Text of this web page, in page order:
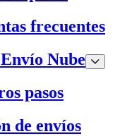
frecuentes
Nube
pasos
de envíos